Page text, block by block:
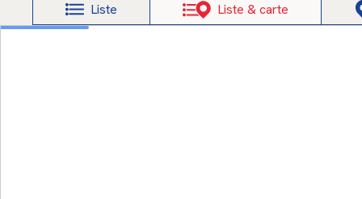
Liste Liste & carte